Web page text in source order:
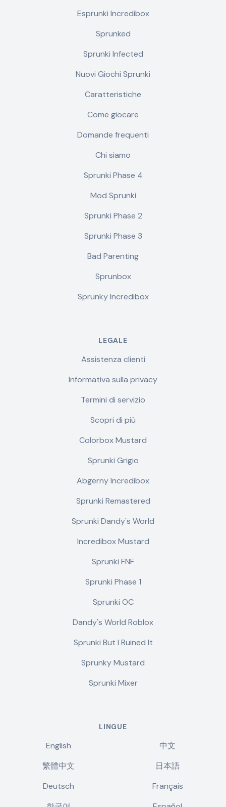
Esprunki Incredibox
Sprunked
Sprunki Infected
Nuovi Giochi Sprunki
Caratteristiche
Come giocare
Domande frequenti
Chi siamo
Sprunki Phase 4
Mod Sprunki
Sprunki Phase 2
Sprunki Phase 3
Bad Parenting
Sprunbox
Sprunky Incredibox
LEGALE
Assistenza clienti
Informativa sulla privacy
Termini di servizio
Scopri di più
Colorbox Mustard
Sprunki Grigio
Abgerny Incredibox
Sprunki Remastered
Sprunki Dandy's World
Incredibox Mustard
Sprunki FNF
Sprunki Phase 1
Sprunki OC
Dandy's World Roblox
Sprunki But I Ruined It
Sprunky Mustard
Sprunki Mixer
LINGUE
English
中文
繁體中文
日本語
Deutsch
Français